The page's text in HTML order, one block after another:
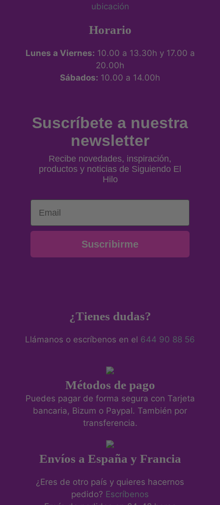
ubicación
Horario
Lunes a Viernes: 10.00 a 13.30h y 17.00 a
20.00h
Sábados: 10.00 a 14.00h
Suscríbete a nuestra
newsletter
Recibe novedades, inspiración,
productos y noticias de Siguiendo El
Hilo
Email
Suscribirme
¿Tienes dudas?
Llámanos o escríbenos en el 644 90 88 56
Métodos de pago
Puedes pagar de forma segura con Tarjeta
bancaria, Bizum o Paypal. También por
transferencia.
Envíos a España y Francia
¿Eres de otro país y quieres hacernos
pedido? Escríbenos